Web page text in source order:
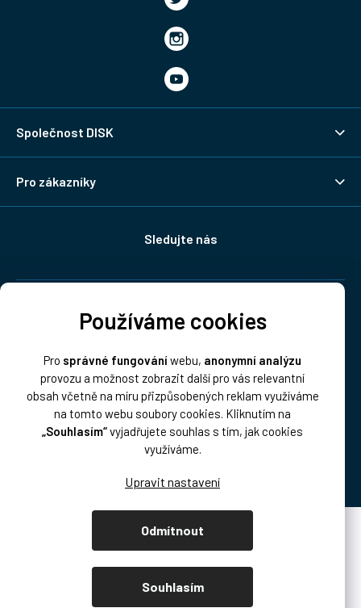
Používáme cookies
Pro správné fungováníwebu, anonymní analýzu
provozu a možnost zobrazit další pro vás relevantní
obsah včetně na míru přizpůsobených reklam využíváme
na tomto webu soubory cookies. Kliknutím na
„Souhlasím“vyjadřujete souhlas s tím, jak cookies
využíváme.
Odmítnout
Souhlasím
Společnost DISK
Pro zákazníky
Sledujte nás
Platba:
Vytvořil Shoptet Premium
Copyright 2026 . Všechna práva vyhrazena.
Upravit nastavení cookies